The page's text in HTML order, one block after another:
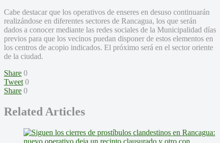
Cabe destacar que los operativos de enseres en desuso continuarán
realizándose en diferentes sectores de Rancagua, los que serán
dados a conocer mediante las redes sociales de la Municipalidad días
previos para que los vecinos puedan disponer de estos elementos en
los centros de acopio indicados. El próximo será en el sector oriente
de la ciudad.
Share 0
Tweet 0
Share 0
Related Articles